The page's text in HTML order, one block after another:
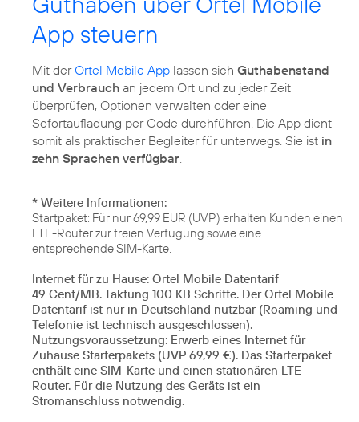
App steuern
Mit derOrtel Mobile App lassen sich Guthabenstand
und Verbrauch an jedem Ort und zu jeder Zeit
überprüfen, Optionen verwalten oder eine
Sofortaufladung per Code durchführen. Die App dient
somit als praktischer Begleiter für unterwegs. Sie ist in
zehn Sprachen verfügbar
* Weitere Informationen:
Startpaket: Für nur 69,99 EUR (UVP) erhalten Kunden einen
LTE-Router zur freien Verfügung sowie eine
entsprechende SIM-Karte.
Internet für zu Hause: Ortel Mobile Datentarif
49 Cent/MB. Taktung 100 KB Schritte. Der Ortel Mobile
Datentarif ist nur in Deutschland nutzbar (Roaming und
Telefonie ist technisch ausgeschlossen).
Nutzungsvoraussetzung: Erwerb eines Internet für
Zuhause Starterpakets (UVP 69,99 €). Das Starterpaket
enthält eine SIM-Karte und einen stationären LTE-
Router. Für die Nutzung des Geräts ist ein
Stromanschluss notwendig.